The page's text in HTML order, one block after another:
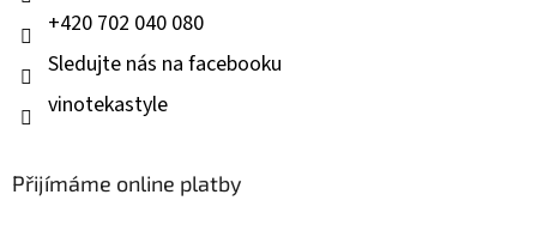
+420 702 040 080
Sledujte nás na facebooku
vinotekastyle
Přijímáme online platby